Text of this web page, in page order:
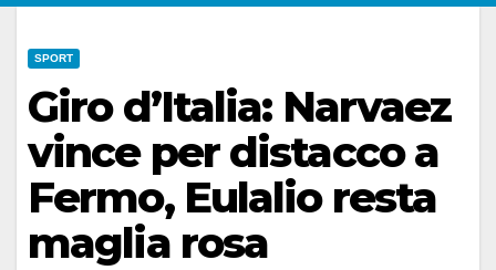
SPORT
Giro d’Italia: Narvaez
vince per distacco a
Fermo, Eulalio resta
maglia rosa